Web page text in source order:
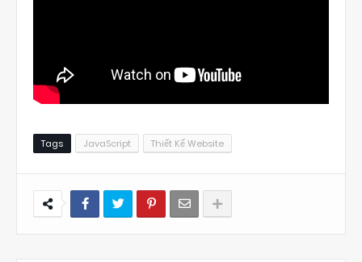
Tags JavaScript Thiết Kế Website